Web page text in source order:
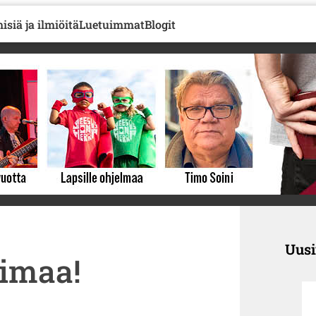
ja ilmiöitäLuetuimmatBlogit